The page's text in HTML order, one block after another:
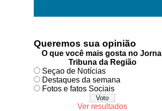
Queremos sua opinião
O que você mais gosta no Jornal
Tribuna da Região
Seçao de Notícias
Destaques da semana
Fotos e fatos Sociais
Ver resultados